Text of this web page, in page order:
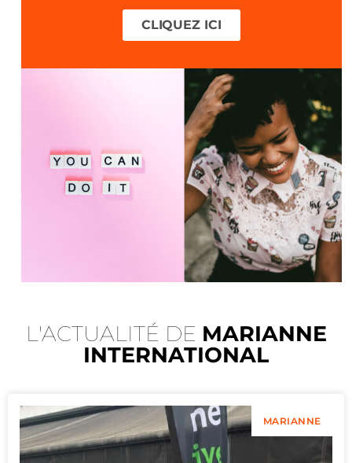
CLIQUEZ ICI
L'ACTUALITÉ DE MARIANNE
INTERNATIONAL
MARIANNE